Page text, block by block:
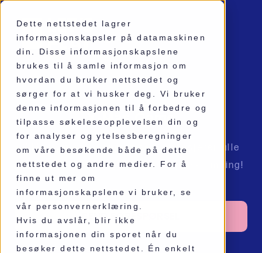
Dette nettstedet lagrer
informasjonskapsler på datamaskinen
din. Disse informasjonskapslene
brukes til å samle informasjon om
hvordan du bruker nettstedet og
sørger for at vi husker deg. Vi bruker
denne informasjonen til å forbedre og
tilpasse søkeleseopplevelsen din og
for analyser og ytelsesberegninger
om våre besøkende både på dette
nettstedet og andre medier. For å
finne ut mer om
informasjonskapslene vi bruker, se
vår personvernerklæring.
Hvis du avslår, blir ikke
informasjonen din sporet når du
besøker dette nettstedet. Én enkelt
FYSISK SPILL
X-Mas Game
X-Mas Game er enquiz som engasjerer alle
samtidig som den gir skikkelig julestemning!
SEND FORESPØRSEL